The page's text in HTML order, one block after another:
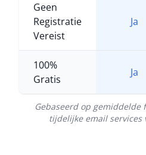
Geen
Registratie
Vereist
Ja
100%
Gratis
Ja
Gebaseerd op
tijdelijke email services